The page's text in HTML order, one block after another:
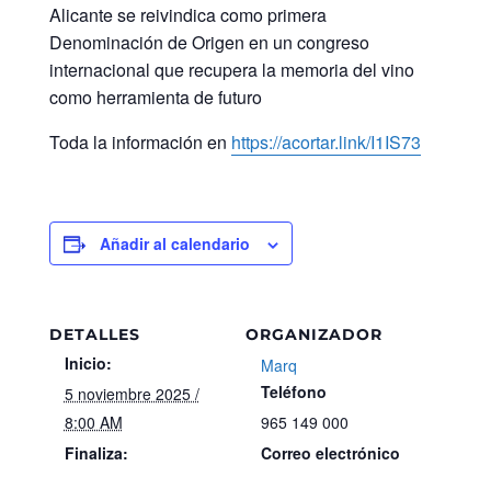
Alicante se reivindica como primera
Denominación de Origen en un congreso
internacional que recupera la memoria del vino
como herramienta de futuro
Toda la información en https://acortar.link/I1IS73
Añadir al calendario
DETALLES
Inicio:
5 noviembre 2025 /
8:00 AM
Finaliza:
ORGANIZADOR
Marq
Teléfono
965 149 000
Correo electrónico